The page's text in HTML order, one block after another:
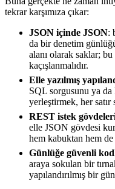
tekrar karşımıza çıkar:
JSON içinde JSON:
da bir denetim
alanı olarak saklar;
kaçışlanmalıdır.
Elle yazılmış
SQL sorgusunu ya da
yerleştirmek, her satır
REST istek
elle JSON gövdesi
hem kabuktan hem de
Günlüğe güvenli
araya sokulan bir
yapılandırılmış bir